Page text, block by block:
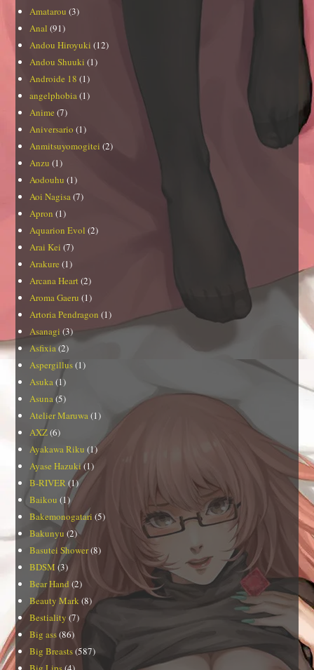
Amatarou (3)
Anal (91)
Andou Hiroyuki (12)
Andou Shuuki (1)
Androide 18 (1)
angelphobia(1)
Anime (7)
Aniversario (1)
Anmitsuyomogitei (2)
Anzu (1)
Aodouhu (1)
Aoi Nagisa(7)
Apron (1)
Aquarion Evol (2)
Arai Kei (7)
Arakure (1)
Arcana Heart (2)
Aroma Gaeru (1)
Artoria Pendragon (1)
Asanagi (3)
Asfixia(2)
Aspergillus(1)
Asuka(1)
Asuna(5)
Atelier Maruwa(1)
AXZ(6)
Ayakawa Riku (1)
Ayase Hazuki(1)
B-RIVER (1)
Baikou (1)
Bakemonogatari (5)
Bakunyu (2)
Basutei Shower(8)
BDSM (3)
Bear Hand (2)
Beauty Mark (8)
Bestiality (7)
Big ass(86)
Big Breasts(587)